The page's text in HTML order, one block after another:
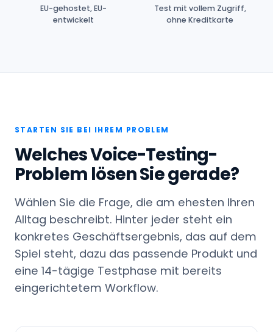
EU-gehostet, EU-
entwickelt
Test mit vollem Zugriff,
ohne Kreditkarte
STARTEN SIE BEI IHREM PROBLEM
Welches Voice-Testing-
Problem lösen Sie gerade?
Wählen Sie die Frage, die am ehesten Ihren
Alltag beschreibt. Hinter jeder steht ein
konkretes Geschäftsergebnis, das auf dem
Spiel steht, dazu das passende Produkt und
eine 14-tägige Testphase mit bereits
eingerichtetem Workflow.